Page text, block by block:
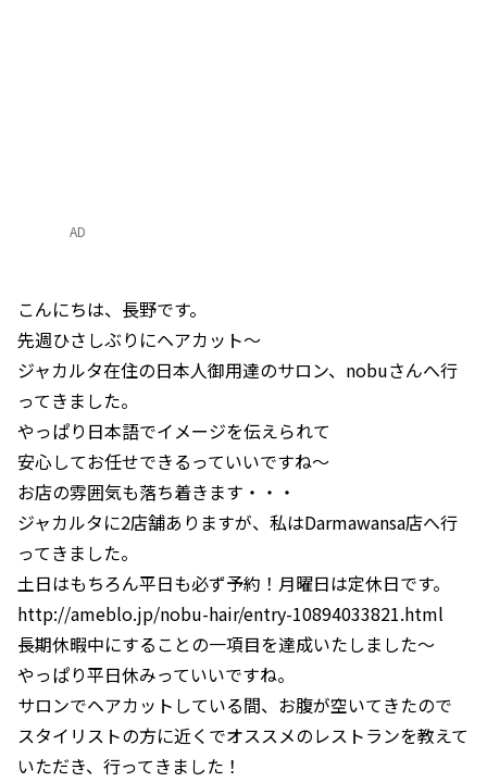
AD
こんにちは、長野です。
先週ひさしぶりにヘアカット～
ジャカルタ在住の日本人御用達のサロン、nobuさんへ行
ってきました。
やっぱり日本語でイメージを伝えられて
安心してお任せできるっていいですね～
お店の雰囲気も落ち着きます・・・
ジャカルタに2店舗ありますが、私はDarmawansa店へ行
ってきました。
土日はもちろん平日も必ず予約！月曜日は定休日です。
http://ameblo.jp/nobu-hair/entry-10894033821.html
長期休暇中にすることの一項目を達成いたしました～
やっぱり平日休みっていいですね。
サロンでヘアカットしている間、お腹が空いてきたので
スタイリストの方に近くでオススメのレストランを教えて
いただき、行ってきました！